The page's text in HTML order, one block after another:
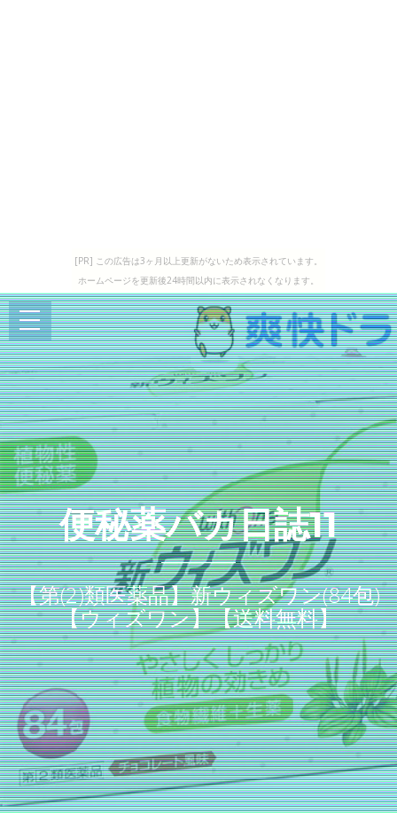
[PR] この広告は3ヶ月以上更新がないため表示されています。
ホームページを更新後24時間以内に表示されなくなります。
便秘薬バカ日誌11
【第(2)類医薬品】新ウィズワン(84包)
【ウィズワン】【送料無料】